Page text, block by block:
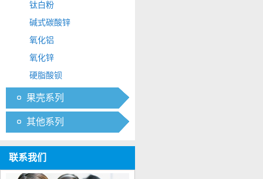
钛白粉
碱式碳酸锌
氧化铝
氧化锌
硬脂酸钡
果壳系列
其他系列
联系我们